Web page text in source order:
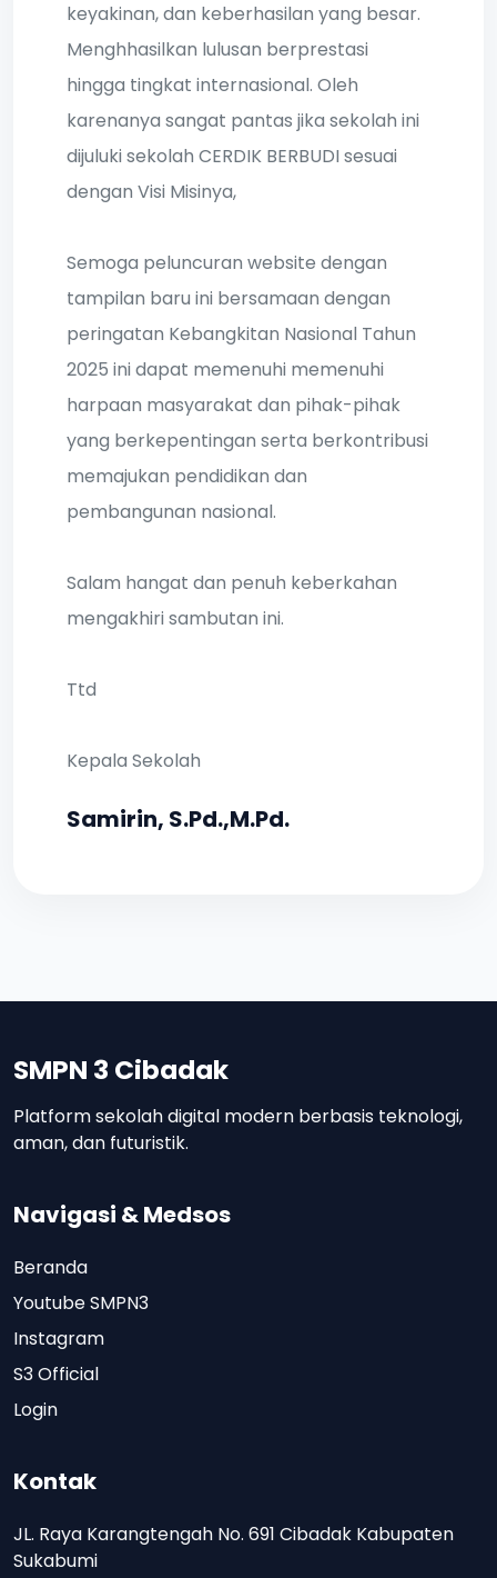
keyakinan, dan keberhasilan yang besar.
Menghhasilkan lulusan berprestasi
hingga tingkat internasional. Oleh
karenanya sangat pantas jika sekolah ini
dijuluki sekolah CERDIK BERBUDI sesuai
dengan Visi Misinya,
Semoga peluncuran website dengan
tampilan baru ini bersamaan dengan
peringatan Kebangkitan Nasional Tahun
2025 ini dapat memenuhi memenuhi
harpaan masyarakat dan pihak-pihak
yang berkepentingan serta berkontribusi
memajukan pendidikan dan
pembangunan nasional.
Salam hangat dan penuh keberkahan
mengakhiri sambutan ini.
Ttd
Kepala Sekolah
Samirin, S.Pd.,M.Pd.
SMPN 3 Cibadak
Platform sekolah digital modern berbasis teknologi,
aman, dan futuristik.
Navigasi & Medsos
Beranda
Youtube SMPN3
Instagram
S3 Official
Login
Kontak
JL. Raya Karangtengah No. 691 Cibadak Kabupaten
Sukabumi